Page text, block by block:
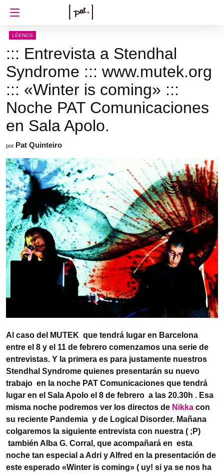
LÉENOS
::: Entrevista a Stendhal
Syndrome ::: www.mutek.org
::: «Winter is coming» :::
Noche PAT Comunicaciones
en Sala Apolo.
por Pat Quinteiro
Al caso del MUTEK que tendrá lugar en Barcelona
entre el 8 y el 11 de febrero comenzamos una serie de
entrevistas. Y la primera es para justamente nuestros
Stendhal Syndrome quienes presentarán su nuevo
trabajo en la noche PAT Comunicaciones que tendrá
lugar en el Sala Apolo el 8 de febrero a las 20.30h . Esa
misma noche podremos ver los directos de Nikka con
su reciente Pandemia y de Logical Disorder. Mañana
colgaremos la siguiente entrevista con nuestra ( ;P)
también Alba G. Corral, que acompañará en esta
noche tan especial a Adri y Alfred en la presentación de
este esperado «Winter is coming» ( uy! si ya se nos ha